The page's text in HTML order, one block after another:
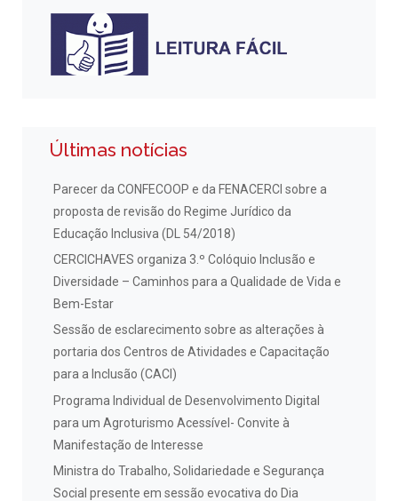
Últimas notícias
Parecer da CONFECOOP e da FENACERCI sobre a
proposta de revisão do Regime Jurídico da
Educação Inclusiva (DL 54/2018)
CERCICHAVES organiza 3.º Colóquio Inclusão e
Diversidade – Caminhos para a Qualidade de Vida e
Bem-Estar
Sessão de esclarecimento sobre as alterações à
portaria dos Centros de Atividades e Capacitação
para a Inclusão (CACI)
Programa Individual de Desenvolvimento Digital
para um Agroturismo Acessível- Convite à
Manifestação de Interesse
Ministra do Trabalho, Solidariedade e Segurança
Social presente em sessão evocativa do Dia